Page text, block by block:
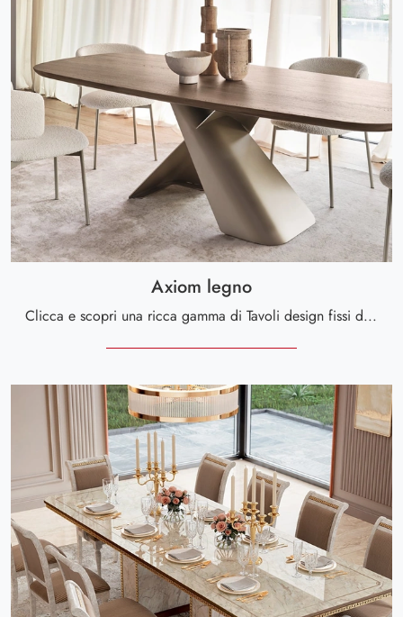
Axiom legno
Clicca e scopri una ricca gamma di Tavoli design fissi da pranzo! Il modello Axiom legno di Calligaris ti aspetta.